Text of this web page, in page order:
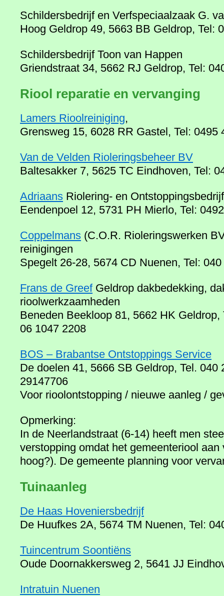
Schildersbedrijf en Verfspeciaalzaak G.
Hoog Geldrop 49, 5663 BB Geldrop, Tel:
Schildersbedrijf Toon van Happen
Griendstraat 34, 5662 RJ Geldrop, Tel:
Riool reparatie en vervanging
Lamers Rioolreiniging,
Grensweg 15, 6028 RR Gastel, Tel: 0495
Van de Velden Rioleringsbeheer BV
Baltesakker 7, 5625 TC Eindhoven, Tel:
Adriaans Riolering- en Ontstoppingsbedrijf
Eendenpoel 12, 5731 PH Mierlo, Tel:
Coppelmans (C.O.R. Rioleringswerken
reinigingen
Spegelt 26-28, 5674 CD Nuenen, Tel:
Frans de GreefGeldrop dakbedekking,
rioolwerkzaamheden
Beneden Beekloop 81, 5662 HK
06 1047 2208
BOS – Brabantse Ontstoppings Service
De doelen 41, 5666 SB Geldrop, Tel. 040
29147706
Voor rioolontstopping / nieuwe aanleg /
Opmerking:
In de Neerlandstraat (6-14) heeft men
verstopping omdat het gemeenteriool
hoog?). De gemeente planning voor
Tuinaanleg
De Haas Hoveniersbedrijf
De Huufkes 2A, 5674 TM Nuenen, Tel:
Tuincentrum Soontiëns
Oude Doornakkersweg 2, 5641 JJ
Intratuin Nuenen